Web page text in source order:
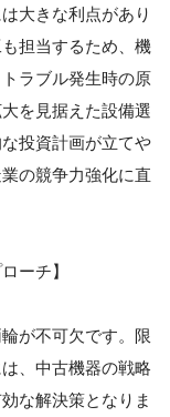
大きな利点があり
担当するため、機
ラブル発生時の原
を見据えた設備選
投資計画が立てや
の競争力強化に直
ーチ】
が不可欠です。限
、中古機器の戦略
な解決策となりま